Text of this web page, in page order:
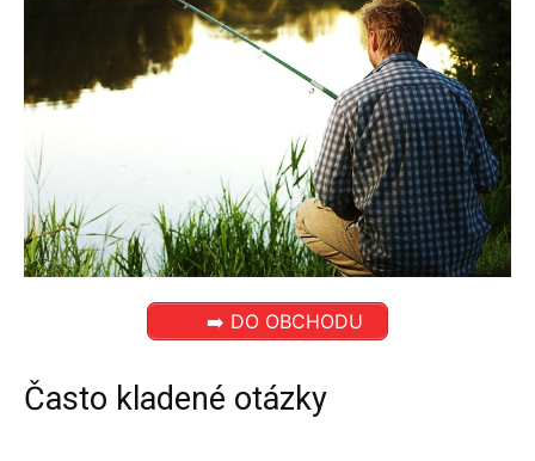
➡️ DO OBCHODU
Často kladené otázky